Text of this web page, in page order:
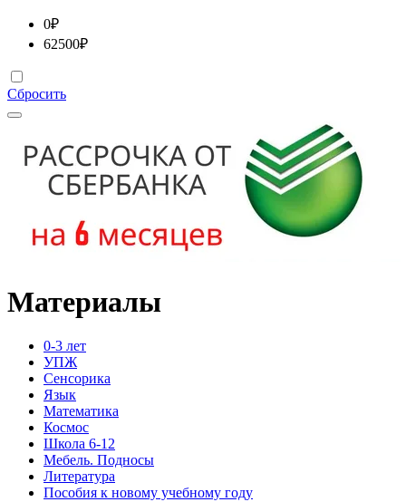
0₽
62500₽
Сбросить
Материалы
0-3 лет
УПЖ
Сенсорика
Язык
Математика
Космос
Школа 6-12
Мебель. Подносы
Литература
Пособия к новому учебному году